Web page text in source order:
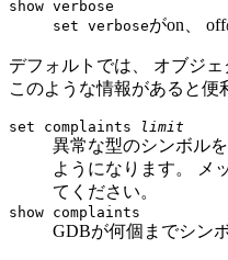
show verbose
set verboseがon、
デフォルトでは、 オブジ
このような情報があると便
set complaints limit
異常な型のシンボル
ようになります。 メ
てください。
show complaints
GDBが何個までシン